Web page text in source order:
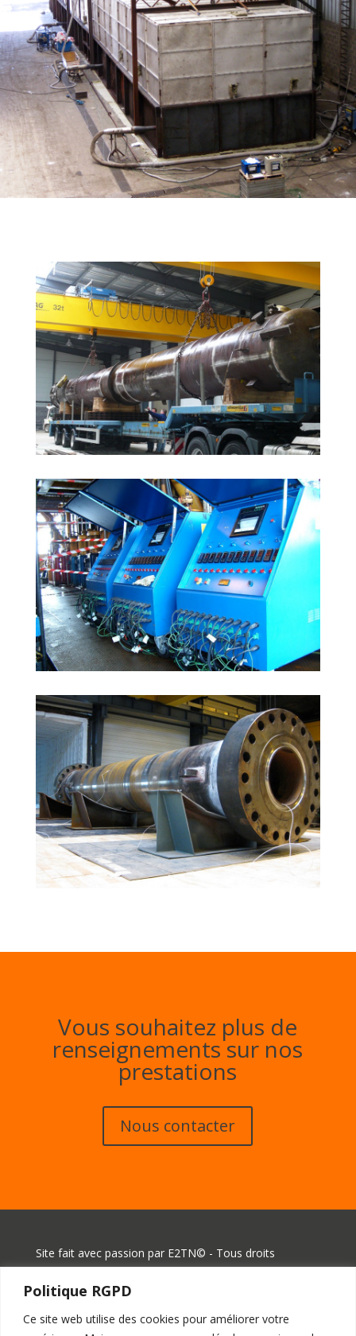
Politique RGPD
Ce site web utilise des cookies pour améliorer votre
Vous souhaitez plus de
renseignements sur nos
prestations
Nous contacter
Site fait avec passion par E2TN© - Tous droits
réservés
Mentions Légales